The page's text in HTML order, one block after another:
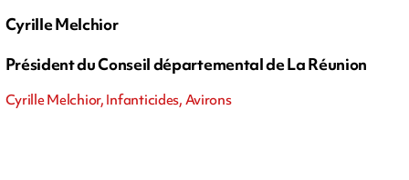
Cyrille Melchior
Président du Conseil départemental de La Réunion
Cyrille Melchior, Infanticides, Avirons